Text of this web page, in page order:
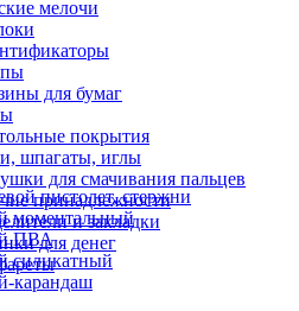
мелочи
для бумаг
покрытия
шпагаты, иглы
для смачивания пальцев
принадлежности
и закладки
для денег
пистолет, стержни
моментальный
ПВА
силикатный
карандаш